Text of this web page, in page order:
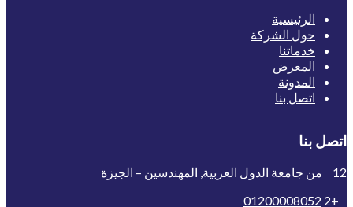
الرئيسية
حول الشركة
خدماتنا
المعرض
المدونة
اتصل بنا
اتصل بنا
12 من جامعة الدول العربية, المهندسين – الجيزة
+2
01200008052